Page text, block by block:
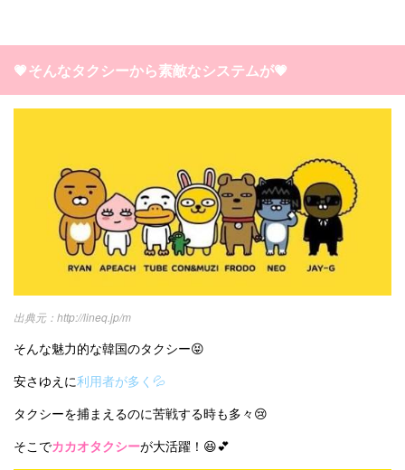
💗そんなタクシーから素敵なシステムが💗
http://lineq.jp/m
そんな魅力的な韓国のタクシー😝
安さゆえに利用者が多く💦
タクシーを捕まえるのに苦戦する時も多々😢
そこでカカオタクシーが大活躍！😆💕